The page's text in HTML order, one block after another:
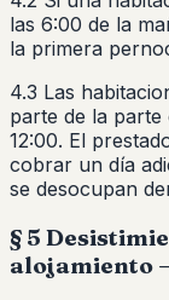
las 6:00 de la
la primera
4.3 Las
parte de la parte
12:00. El
cobrar un día
se desocupan
§ 5
alojamiento